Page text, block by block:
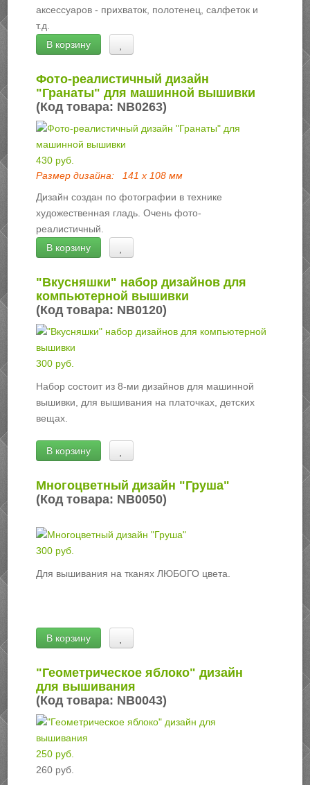
аксессуаров - прихваток, полотенец, салфеток и
т.д.
В корзину
Фото-реалистичный дизайн
"Гранаты" для машинной вышивки
(Код товара: NB0263)
430 руб.
Размер дизайна:
141 х 108 мм
Дизайн создан по фотографии в технике
художественная гладь. Очень фото-
реалистичный.
В корзину
"Вкусняшки" набор дизайнов для
компьютерной вышивки
(Код товара: NB0120)
300 руб.
Набор состоит из 8-ми дизайнов для машинной
вышивки, для вышивания на платочках, детских
вещах.
В корзину
Многоцветный дизайн "Груша"
(Код товара: NB0050)
300 руб.
Для вышивания на тканях ЛЮБОГО цвета.
В корзину
"Геометрическое яблоко" дизайн
для вышивания
(Код товара: NB0043)
250 руб.
260 руб.